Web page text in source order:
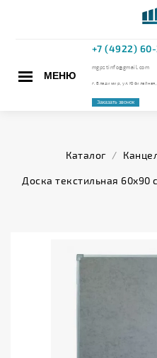
МЕНЮ
Каталог /
Доска текстильная